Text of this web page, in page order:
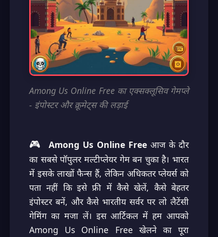
Among Us Online Free का एक्सक्लूसिव गेमप्ले
- इंपोस्टर और क्रूमेट्स की लड़ाई
🎮 Among Us Online Free आज के दौर
का सबसे पॉपुलर मल्टीप्लेयर गेम बन चुका है। भारत
में इसके लाखों फैन्स हैं, लेकिन अधिकतर प्लेयर्स को
पता नहीं कि इसे फ्री में कैसे खेलें, कैसे बेहतर
इंपोस्टर बनें, और कैसे भारतीय सर्वर पर लो लैटेंसी
गेमिंग का मजा लें। इस आर्टिकल में हम आपको
Among Us Online Free खेलने का पूरा